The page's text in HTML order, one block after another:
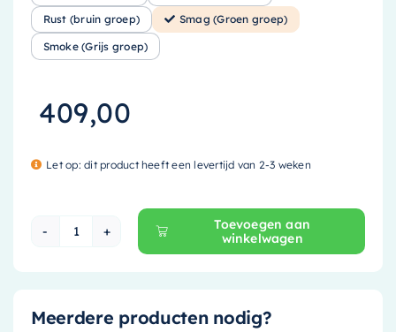
Rust (bruin groep) Smag (Groen groep)
Smoke (Grijs groep)
409,00
Let op: dit product heeft een levertijd van 2-3 weken
Mondiaz EASY Nis - 59.5x29.5cm - solid
Toevoegen aan
winkelwagen
Meerdere producten nodig?